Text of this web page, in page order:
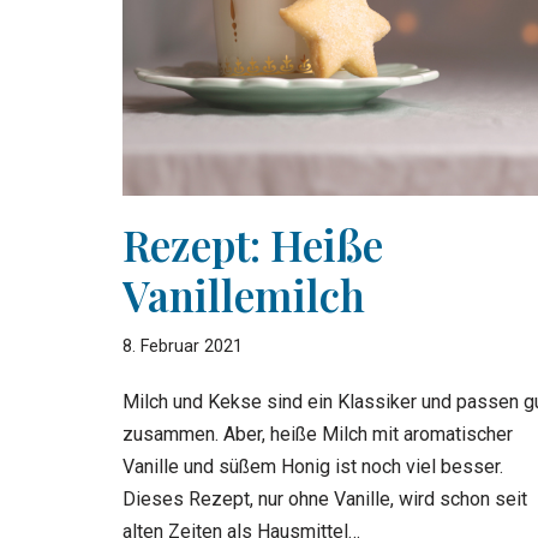
Rezept: Heiße
Vanillemilch
8. Februar 2021
Milch und Kekse sind ein Klassiker und passen
zusammen. Aber, heiße Milch mit aromatischer
Vanille und süßem Honig ist noch viel besser.
Dieses Rezept, nur ohne Vanille, wird schon seit
alten Zeiten als Hausmittel…